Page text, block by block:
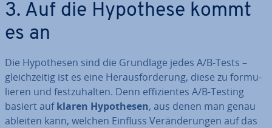
3. Auf die Hypothese kommt
es an
Die Hy­po­the­sen sind die Grundlage jedes A/B-Tests –
gleich­zei­tig ist es eine Her­aus­for­de­rung, diese zu for­mu­
lie­ren und fest­zu­hal­ten. Denn ef­fi­zi­en­tes A/B-Testing
basiert aufklaren Hy­po­the­sen, aus denen man genau
ableiten kann, welchen Einfluss Ver­än­de­run­gen auf das